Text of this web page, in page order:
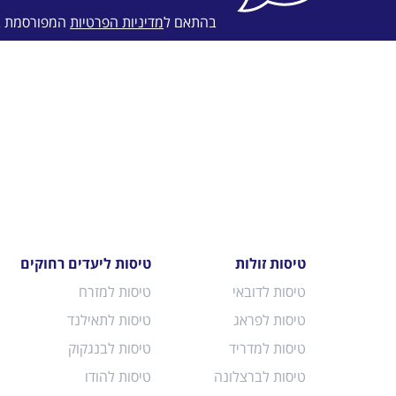
בהתאם למדיניות הפרטיות
טיסות זולות
טיסות לדובאי
טיסות לפראג
טיסות למדריד
טיסות לברצלונה
טיסות ליעדים רחוקים
טיסות למזרח
טיסות לתאילנד
טיסות לבנגקוק
טיסות להודו